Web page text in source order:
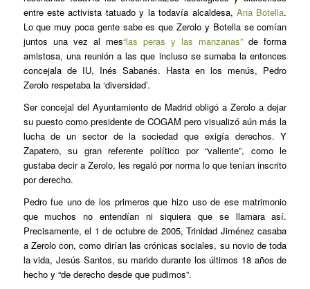
entre este activista tatuado y la todavía alcaldesa, Ana Botella.
Lo que muy poca gente sabe es que Zerolo y Botella se comían
juntos una vez al mes“las peras y las manzanas” de forma
amistosa, una reunión a las que incluso se sumaba la entonces
concejala de IU, Inés Sabanés. Hasta en los menús, Pedro
Zerolo respetaba la ‘diversidad’.
Ser concejal del Ayuntamiento de Madrid obligó a Zerolo a dejar
su puesto como presidente de COGAM pero visualizó aún más la
lucha de un sector de la sociedad que exigía derechos. Y
Zapatero, su gran referente político por “valiente”, como le
gustaba decir a Zerolo, les regaló por norma lo que tenían inscrito
por derecho.
Pedro fue uno de los primeros que hizo uso de ese matrimonio
que muchos no entendían ni siquiera que se llamara así.
Precisamente, el 1 de octubre de 2005, Trinidad Jiménez casaba
a Zerolo con, como dirían las crónicas sociales, su novio de toda
la vida, Jesús Santos, su marido durante los últimos 18 años de
hecho y “de derecho desde que pudimos”.